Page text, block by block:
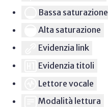
Bassa saturazione
Alta saturazione
Evidenzia link
Evidenzia titoli
Lettore vocale
Modalità lettura